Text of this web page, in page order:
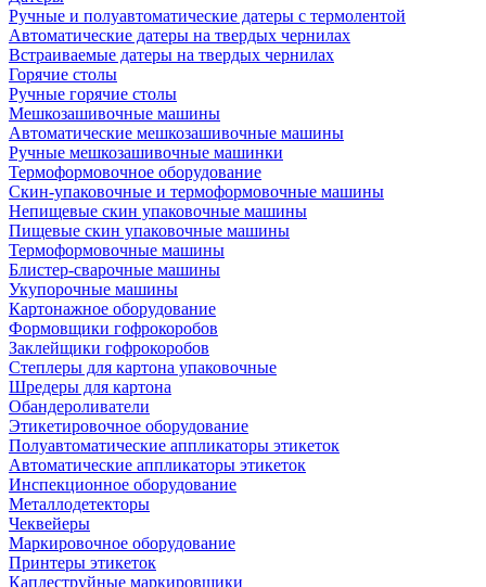
Ручные и полуавтоматические датеры с термолентой
Автоматические датеры на твердых чернилах
Встраиваемые датеры на твердых чернилах
Горячие столы
Ручные горячие столы
Мешкозашивочные машины
Автоматические мешкозашивочные машины
Ручные мешкозашивочные машинки
Термоформовочное оборудование
Скин-упаковочные и термоформовочные машины
Непищевые скин упаковочные машины
Пищевые скин упаковочные машины
Термоформовочные машины
Блистер-сварочные машины
Укупорочные машины
Картонажное оборудование
Формовщики гофрокоробов
Заклейщики гофрокоробов
Степлеры для картона упаковочные
Шредеры для картона
Обандероливатели
Этикетировочное оборудование
Полуавтоматические аппликаторы этикеток
Автоматические аппликаторы этикеток
Инспекционное оборудование
Металлодетекторы
Чеквейеры
Маркировочное оборудование
Принтеры этикеток
Каплеструйные маркировщики